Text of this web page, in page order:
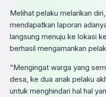
Melihat pelaku melarikan
mendapatkan laporan
langsung menuju ke lokasi
berhasil mengamankan
“Mengingat warga yang
desa, ke dua anak pelaku
untuk menghindari hal hal